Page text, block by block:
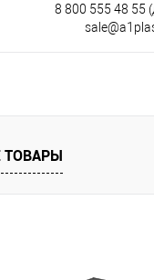
8 800 555 48 55